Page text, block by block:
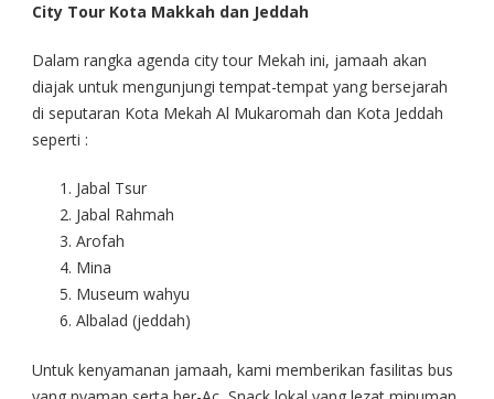
City Tour Kota Makkah dan Jeddah
Dalam rangka agenda city tour Mekah ini, jamaah akan
diajak untuk mengunjungi tempat-tempat yang bersejarah
di seputaran Kota Mekah Al Mukaromah dan Kota Jeddah
seperti :
Jabal Tsur
Jabal Rahmah
Arofah
Mina
Museum wahyu
Albalad (jeddah)
Untuk kenyamanan jamaah, kami memberikan fasilitas bus